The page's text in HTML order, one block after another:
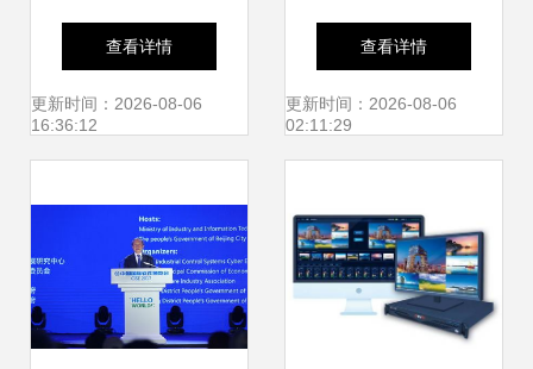
区独角兽企业在中
关村论坛崭露头
助力科技腾飞
查看详情
更新时间：2026-08-06
16:36:12
合作新篇章 闽滇携
手助推数字农业与
查看详情
更新时间：2026-08-06
02:11:29